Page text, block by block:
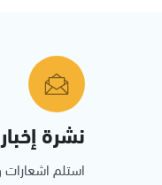
نشرة
استلم